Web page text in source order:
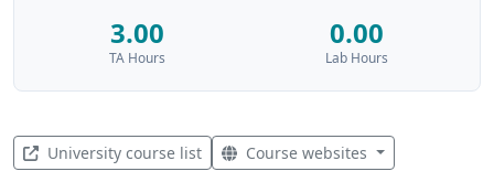
3.00
TA Hours
0.00
Lab Hours
University course list Course websites